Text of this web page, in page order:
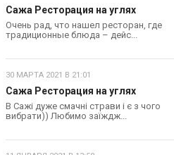
Сажа Ресторация на углях
Очень рад, что нашел ресторан, где
традиционные блюда – дейс...
30 МАРТА 2021 В 21:01
Сажа Ресторация на углях
В Сажі дуже смачні страви і є з чого
вибрати)) Любимо заїждж...